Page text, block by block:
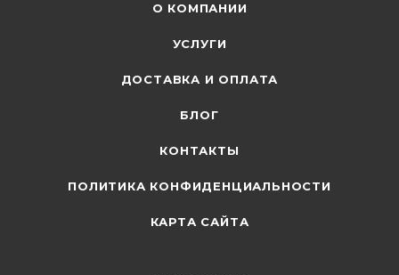
О КОМПАНИИ
УСЛУГИ
ДОСТАВКА И ОПЛАТА
БЛОГ
КОНТАКТЫ
ПОЛИТИКА КОНФИДЕНЦИАЛЬНОСТИ
КАРТА САЙТА